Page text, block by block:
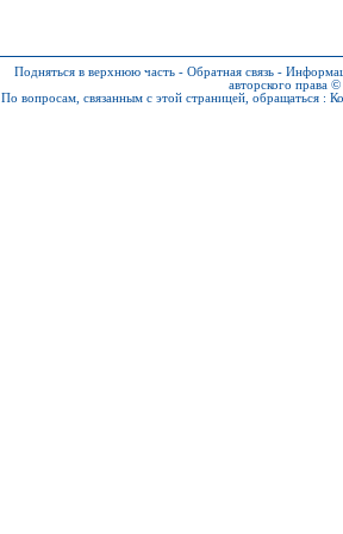
Подняться в верхнюю часть - Обратная связь -
авторского права
По вопросам, связанным с этой страницей, обращаться :